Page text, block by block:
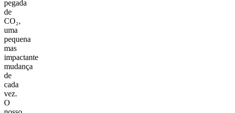
pegada
de
CO₂,
uma
pequena
mas
impactante
mudança
de
cada
vez.
O